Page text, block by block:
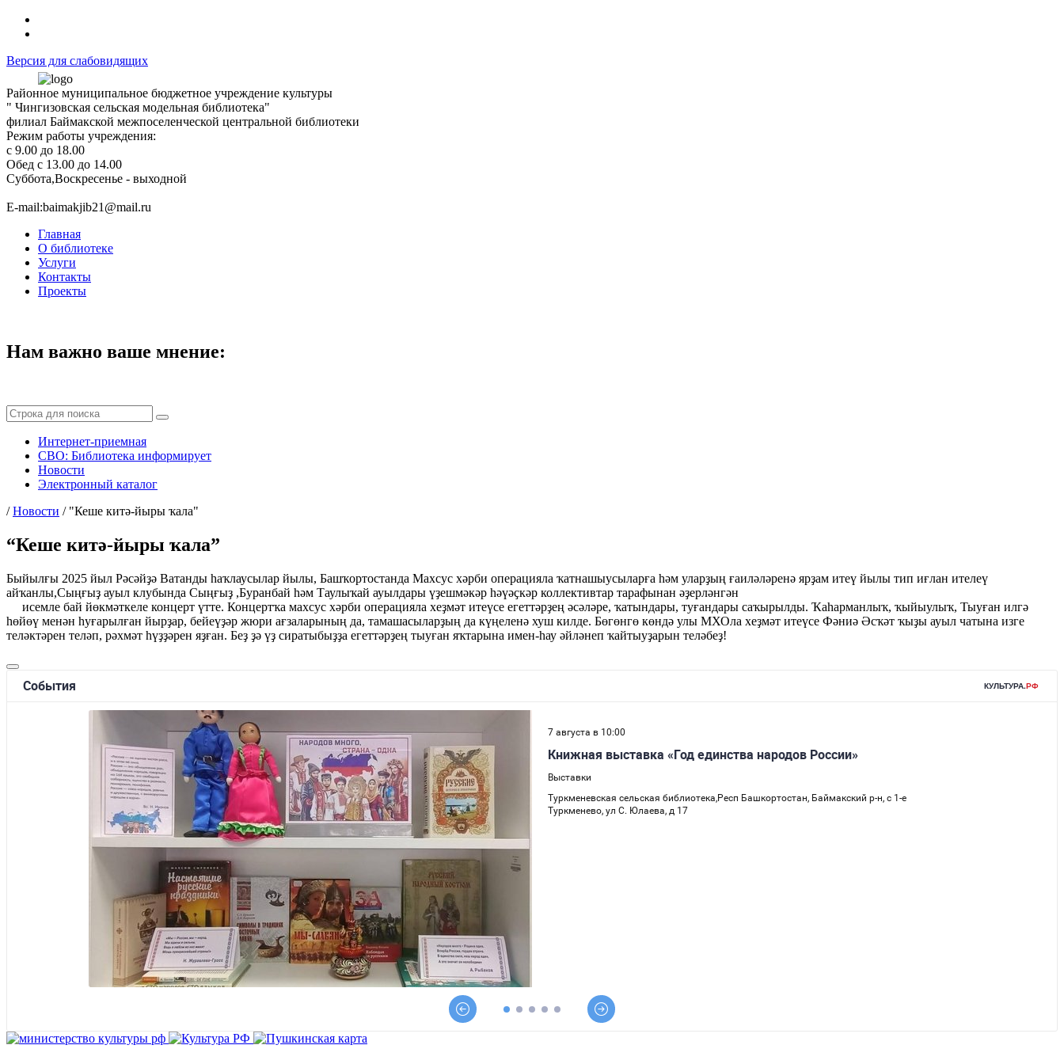
Версия для слабовидящих
Районное муниципальное бюджетное учреждение культуры
" Чингизовская сельская модельная библиотека"
филиал Баймакской межпоселенческой центральной библиотеки
Режим работы учреждения:
с 9.00 до 18.00
Обед с 13.00 до 14.00
Суббота,Воскресенье - выходной
Е-mail:baimakjib21@mail.ru
Главная
О библиотеке
Услуги
Контакты
Проекты
Нам важно ваше мнение:
Интернет-приемная
СВО: Библиотека информирует
Новости
Электронный каталог
/Новости / "Кеше китә-йыры ҡала"
“Кеше китә-йыры ҡала”
Быйылғы 2025 йыл Рәсәйҙә Ватанды һаҡлаусылар йылы, Башҡортостанда Махсус хәрби операцияла ҡатнашыусыларға һәм уларҙың ғаиләләренә ярҙам итеү йылы тип иғлан ителеү
айҡанлы,Сыңғыҙ ауыл клубында Сыңғыҙ ,Буранбай һәм Таулыҡай ауылдары үҙешмәкәр һәүәҫкәр коллективтар тарафынан әҙерләнгән
исемле бай йөкмәткеле концерт үтте. Концертҡа махсус хәрби операцияла хеҙмәт итеүсе егеттәрҙең әсәләре, ҡатындары, туғандары саҡырылды. Ҡаһарманлыҡ, ҡыйыулыҡ, Тыуған илгә
һөйөү менән һуғарылған йырҙар, бейеүҙәр жюри ағзаларының да, тамашасыларҙың да күңеленә хуш килде. Бөгөнгө көндә улы МХОла хеҙмәт итеүсе Фәниә Әсҡәт ҡыҙы ауыл чатына изге
теләктәрен теләп, рәхмәт һүҙҙәрен яҙған. Беҙ ҙә үҙ сиратыбыҙҙа егеттәрҙең тыуған яҡтарына имен-һау әйләнеп ҡайтыуҙарын теләбеҙ!